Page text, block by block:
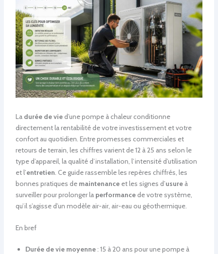
La durée de vied’une pompe à chaleur conditionne
directement la rentabilité de votre investissement et votre
confort au quotidien. Entre promesses commerciales et
retours de terrain, les chiffres varient de 12 à 25 ans selon le
type d’appareil, la qualité d’installation, l’intensité d’utilisation
et l’entretien . Ce guide rassemble les repères chiffrés, les
bonnes pratiques de maintenanceet les signes d’usureà
surveiller pour prolonger la performancede votre système,
qu’il s’agisse d’un modèle air-air, air-eau ou géothermique.
En bref
Durée de vie moyenne: 15 à 20 ans pour une pompe à